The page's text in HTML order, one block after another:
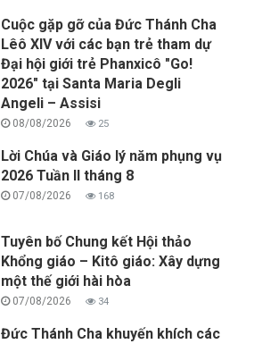
Cuộc gặp gỡ của Đức Thánh Cha
Lêô XIV với các bạn trẻ tham dự
Đại hội giới trẻ Phanxicô "Go!
2026" tại Santa Maria Degli
Angeli – Assisi
08/08/2026 25
Lời Chúa và Giáo lý năm phụng vụ
2026 Tuần II tháng 8
07/08/2026 168
Tuyên bố Chung kết Hội thảo
Khổng giáo – Kitô giáo: Xây dựng
một thế giới hài hòa
07/08/2026 34
Đức Thánh Cha khuyến khích các